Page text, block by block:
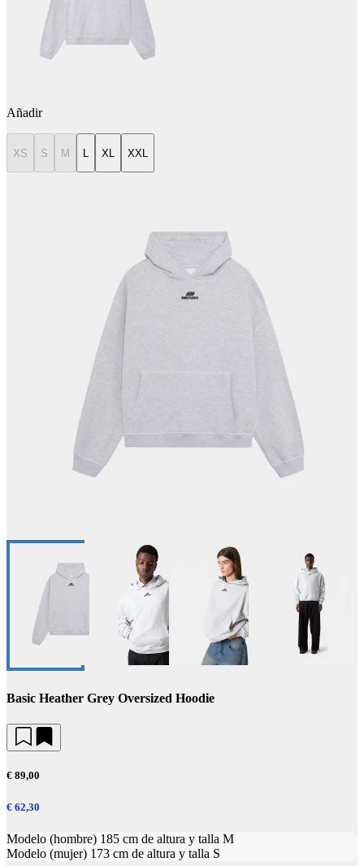
Añadir
XS S M XL XXL
Basic Heather Grey Oversized Hoodie
€ 89,00
€ 62,30
Modelo (hombre) 185 cm de altura y talla M
Modelo (mujer) 173 cm de altura y talla S